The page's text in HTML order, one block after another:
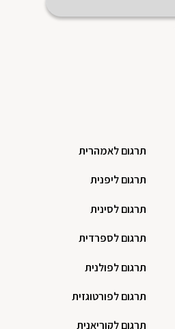
תרגום לאמהרית
תרגום ליפנית
תרגום לסינית
תרגום לספרדית
תרגום לפולנית
תרגום לפורטוגזית
תרגום לקוריאנית